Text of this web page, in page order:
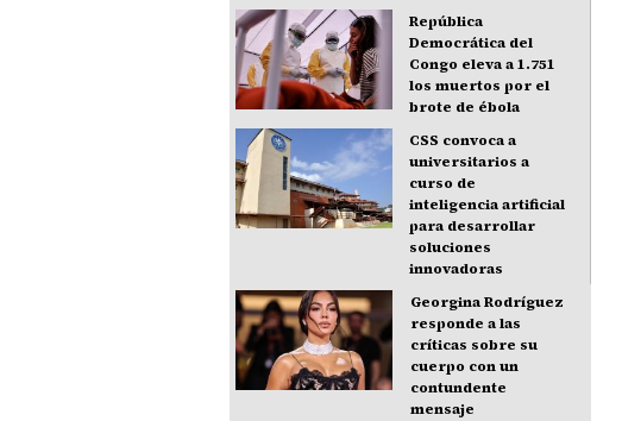
República
Democrática del
Congo eleva a 1.751
los muertos por el
brote de ébola
CSS convoca a
universitarios a
curso de
inteligencia artificial
para desarrollar
soluciones
innovadoras
Georgina Rodríguez
responde a las
críticas sobre su
cuerpo con un
contundente
mensaje